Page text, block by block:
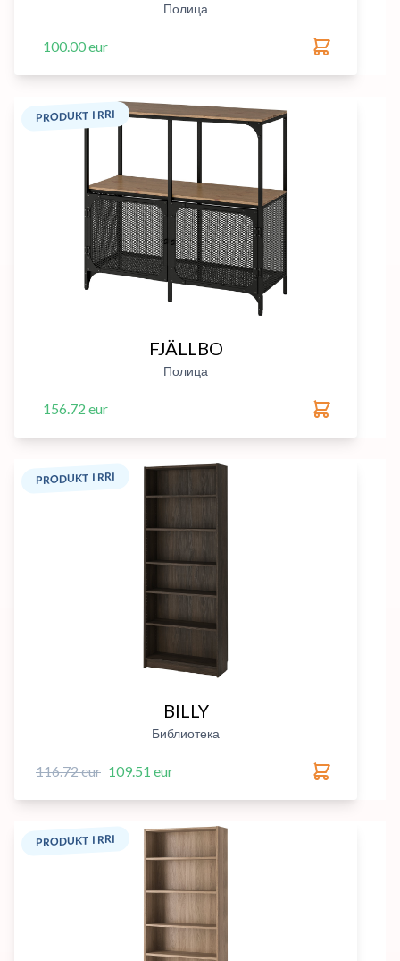
Полица
100.00 eur
PRODUKT I RRI
FJÄLLBO
Полица
156.72 eur
PRODUKT I RRI
BILLY
Библиотека
116.72 eur 109.51 eur
PRODUKT I RRI